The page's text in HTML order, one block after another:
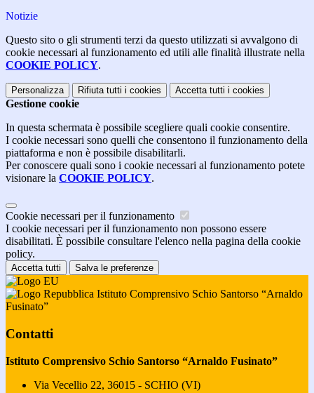
Notizie
Questo sito o gli strumenti terzi da questo utilizzati si avvalgono di
cookie necessari al funzionamento ed utili alle finalità illustrate nella
COOKIE POLICY.
Personalizza Rifiuta tutti i cookies Accetta tutti i cookies
Gestione cookie
In questa schermata è possibile scegliere quali cookie consentire.
I cookie necessari sono quelli che consentono il funzionamento della
piattaforma e non è possibile disabilitarli.
Per conoscere quali sono i cookie necessari al funzionamento potete
visionare la COOKIE POLICY.
Cookie necessari per il funzionamento
I cookie necessari per il funzionamento non possono essere
disabilitati. È possibile consultare l'elenco nella pagina della cookie
policy.
Accetta tutti Salva le preferenze
Istituto Comprensivo Schio Santorso “Arnaldo
Fusinato”
Contatti
Istituto Comprensivo Schio Santorso “Arnaldo Fusinato”
Via Vecellio 22, 36015 - SCHIO (VI)